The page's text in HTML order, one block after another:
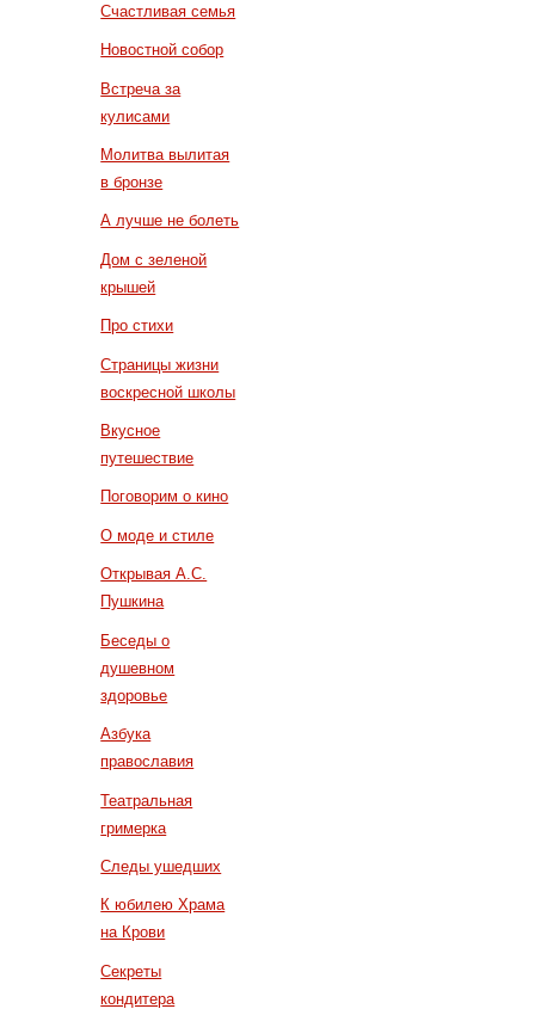
Счастливая семья
Новостной собор
Встреча за
кулисами
Молитва вылитая
в бронзе
А лучше не болеть
Дом с зеленой
крышей
Про стихи
Страницы жизни
воскресной школы
Вкусное
путешествие
Поговорим о кино
О моде и стиле
Открывая А.С.
Пушкина
Беседы о
душевном
здоровье
Азбука
православия
Театральная
гримерка
Следы ушедших
К юбилею Храма
на Крови
Секреты
кондитера